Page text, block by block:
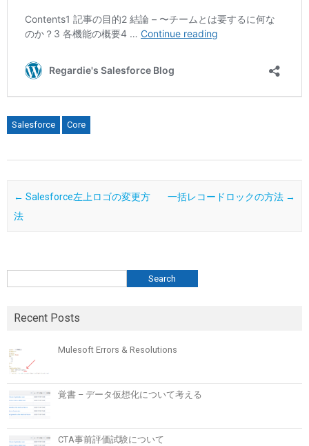
Salesforce Core
Post navigation
← Salesforce左上ロゴの変更方
法
一括レコードロックの方法 →
検索
Search
Recent Posts
Mulesoft Errors & Resolutions
覚書 – データ仮想化について考える
CTA事前評価試験について